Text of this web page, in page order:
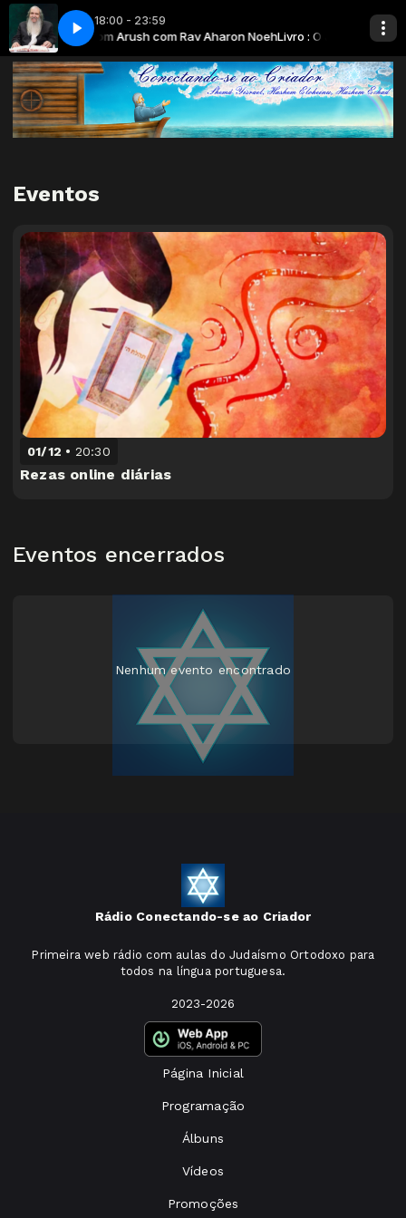
18:00 - 23:59
- Rav Shalom Arush com Rav Aharon NoehLivro : O Jardim da
Jardim da Emuná - Fé Rav Aharon Noeh[57] Só a Emuná pode
Eventos
01/12 20:30
Rezas online diárias
Eventos encerrados
Nenhum evento encontrado
Rádio Conectando-se ao Criador
Primeira web rádio com aulas do Judaísmo Ortodoxo para
todos na língua portuguesa.
2023-2026
Página Inicial
Programação
Álbuns
Vídeos
Promoções